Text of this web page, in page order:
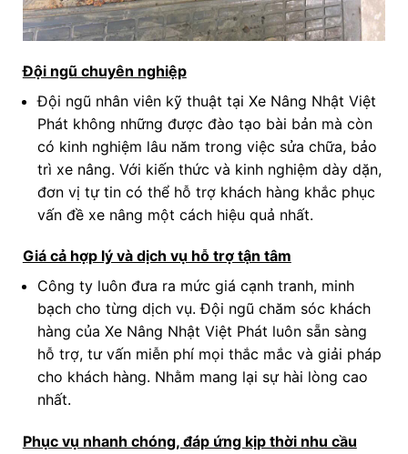
Đội ngũ chuyên nghiệp
Đội ngũ nhân viên kỹ thuật tại Xe Nâng Nhật Việt
Phát không những được đào tạo bài bản mà còn
có kinh nghiệm lâu năm trong việc sửa chữa, bảo
trì xe nâng. Với kiến thức và kinh nghiệm dày dặn,
đơn vị tự tin có thể hỗ trợ khách hàng khắc phục
vấn đề xe nâng một cách hiệu quả nhất.
Giá cả hợp lý và dịch vụ hỗ trợ tận tâm
Công ty luôn đưa ra mức giá cạnh tranh, minh
bạch cho từng dịch vụ. Đội ngũ chăm sóc khách
hàng của Xe Nâng Nhật Việt Phát luôn sẵn sàng
hỗ trợ, tư vấn miễn phí mọi thắc mắc và giải pháp
cho khách hàng. Nhằm mang lại sự hài lòng cao
nhất.
Phục vụ nhanh chóng, đáp ứng kịp thời nhu cầu